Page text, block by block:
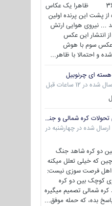
بسم ا... جی -36 ظاهرا یک عکاس
پشت این پرنده اولین
... نیروی هوایی ارتش
انتشار این عکس
عکس سوم با هوش
و احتمالا با ظاهر...
ای چرنوبیل
شده در 12 ساعات قبل
تحلیل و پیگیری تحولات کره شمالی و جنوبی
ارسال شده در چهارشنبه در
دو کره شاهد جنگ
که خیلی تعلل میکنه
اهل فرصت سوزی نیست:
کوچک بین دو کره
کره شمالی تصمیم میگیره
بده، که حمله موفق...